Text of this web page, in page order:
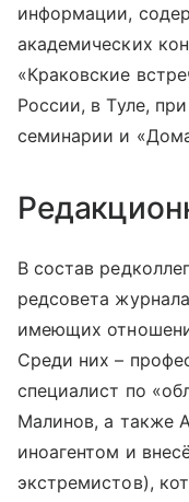
информации,
академических
«Краковские
России, в Туле,
семинарии и
В состав
редсовета
имеющих
Среди них –
специалист по
Малинов, а также
иноагентом и
экстремистов),